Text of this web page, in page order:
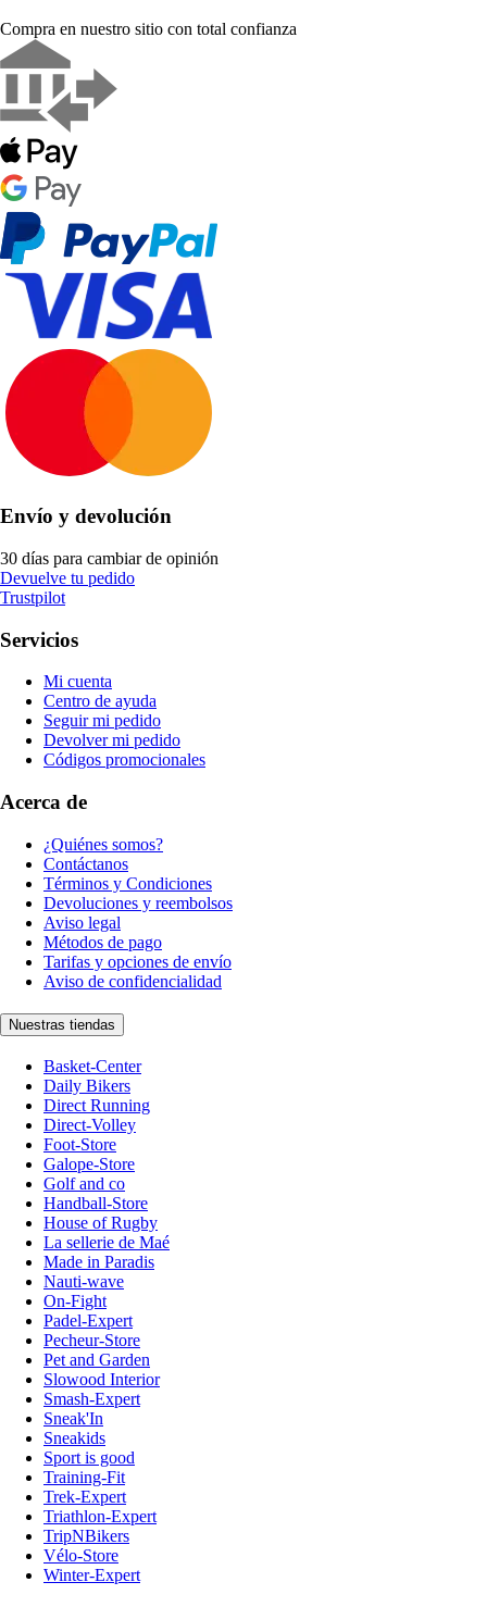
Compra en nuestro sitio con total confianza
Envío y devolución
30 días para cambiar de opinión
Devuelve tu pedido
Trustpilot
Servicios
Mi cuenta
Centro de ayuda
Seguir mi pedido
Devolver mi pedido
Códigos promocionales
Acerca de
¿Quiénes somos?
Contáctanos
Términos y Condiciones
Devoluciones y reembolsos
Aviso legal
Métodos de pago
Tarifas y opciones de envío
Aviso de confidencialidad
Nuestras tiendas
Basket-Center
Daily Bikers
Direct Running
Direct-Volley
Foot-Store
Galope-Store
Golf and co
Handball-Store
House of Rugby
La sellerie de Maé
Made in Paradis
Nauti-wave
On-Fight
Padel-Expert
Pecheur-Store
Pet and Garden
Slowood Interior
Smash-Expert
Sneak'In
Sneakids
Sport is good
Training-Fit
Trek-Expert
Triathlon-Expert
TripNBikers
Vélo-Store
Winter-Expert